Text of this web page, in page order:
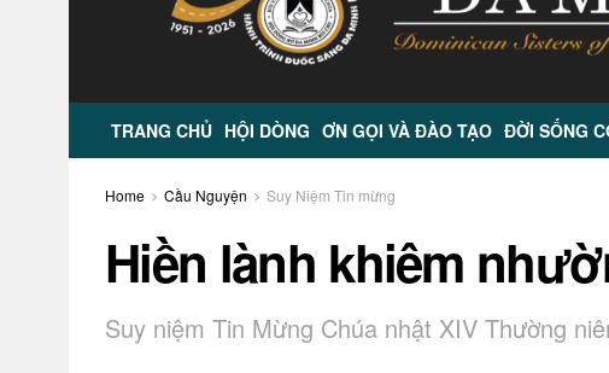
TRANG CHỦ HỘI DÒNG ƠN GỌI VÀ ĐÀO TẠO ĐỜI SỐNG
Home Cầu Nguyện Suy Niệm Tin mừng
Hiền lành khiêm
Suy niệm Tin Mừng Chúa nhật XIV Thường